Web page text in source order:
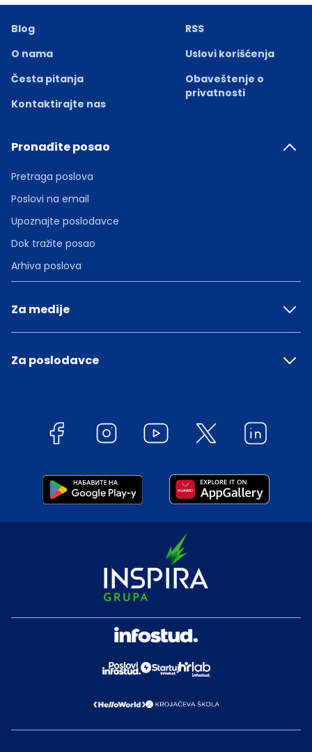
Blog
O nama
Česta pitanja
Kontaktirajte nas
RSS
Uslovi korišćenja
Obaveštenje o
privatnosti
Pronađite posao
Pretraga poslova
Poslovi na email
Upoznajte poslodavce
Dok tražite posao
Arhiva poslova
Za medije
Za poslodavce